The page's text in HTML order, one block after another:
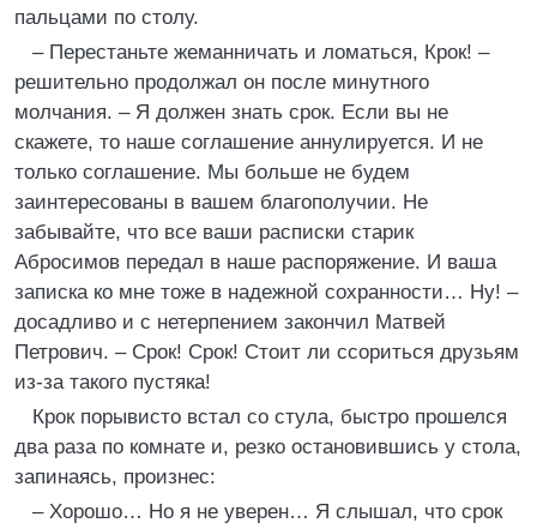
пальцами по столу.
– Перестаньте жеманничать и ломаться, Крок! –
решительно продолжал он после минутного
молчания. – Я должен знать срок. Если вы не
скажете, то наше соглашение аннулируется. И не
только соглашение. Мы больше не будем
заинтересованы в вашем благополучии. Не
забывайте, что все ваши расписки старик
Абросимов передал в наше распоряжение. И ваша
записка ко мне тоже в надежной сохранности… Ну! –
досадливо и с нетерпением закончил Матвей
Петрович. – Срок! Срок! Стоит ли ссориться друзьям
из-за такого пустяка!
Крок порывисто встал со стула, быстро прошелся
два раза по комнате и, резко остановившись у стола,
запинаясь, произнес:
– Хорошо… Но я не уверен… Я слышал, что срок